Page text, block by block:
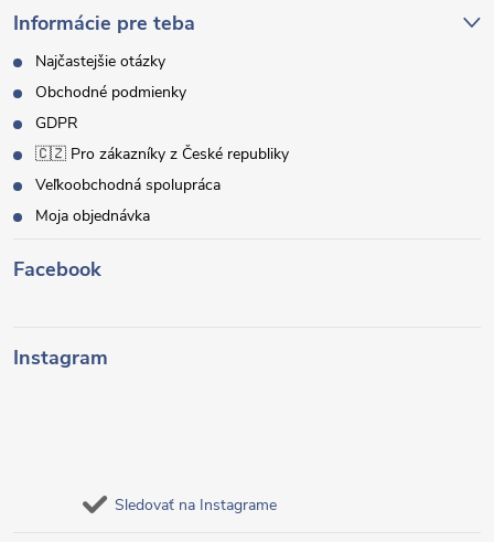
Informácie pre teba
Najčastejšie otázky
Obchodné podmienky
GDPR
🇨🇿 Pro zákazníky z České republiky
Veľkoobchodná spolupráca
Moja objednávka
Facebook
Instagram
Sledovať na Instagrame